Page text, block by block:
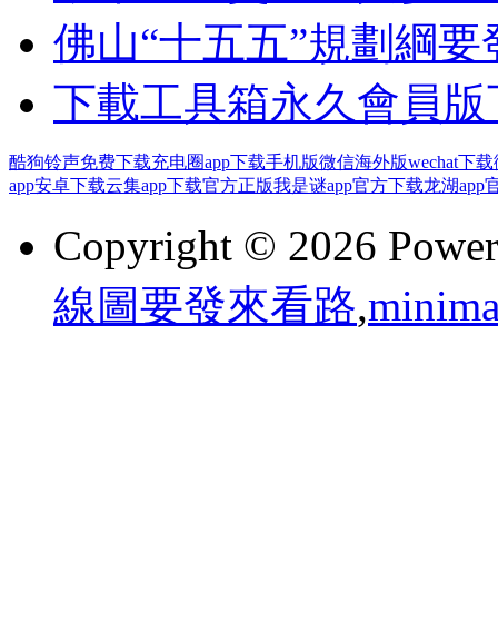
佛山“十五五”規劃綱
下載工具箱永久會員版
酷狗铃声免费下载充电圈app下载手机版微信海外版wechat下载
app安卓下载云集app下载官方正版我是谜app官方下载龙湖app
Copyright © 2026
線圖要發來看路,